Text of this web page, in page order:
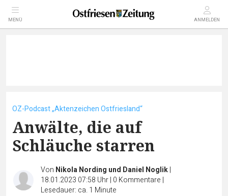
MENÜ ANMELDEN
OZ-Podcast „Aktenzeichen Ostfriesland“
Anwälte, die auf
Schläuche starren
Von Nikola Nording und Daniel Noglik|
18.01.2023 07:58 Uhr| 0 Kommentare |
Lesedauer: ca. 1 Minute